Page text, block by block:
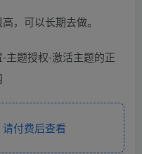
，可以长期去做。
主题授权-激活主题的正
付费后查看